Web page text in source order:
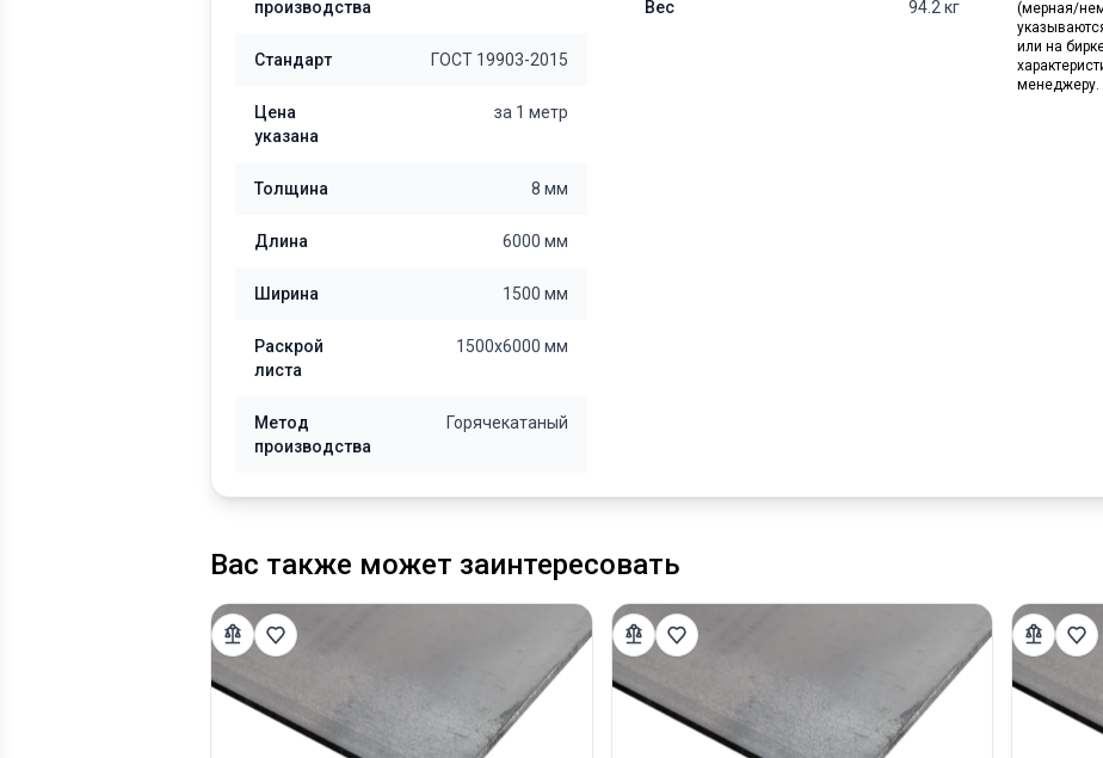
производства
Стандарт ГОСТ 19903-2015
Цена
указана
за 1 метр
Толщина 8 мм
Длина 6000 мм
Ширина 1500 мм
Раскрой
листа
1500х6000 мм
Метод
производства
Горячекатаный
Вес 94.2 кг
(мерная/
или на
менеджеру.
Вас также может заинтересовать